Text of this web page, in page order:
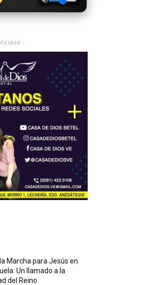
-
Marcha para Jesús en
Un llamado a la
del Reino